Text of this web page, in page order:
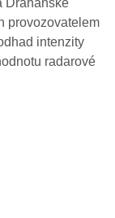
provozovatelem
intenzity
radarové